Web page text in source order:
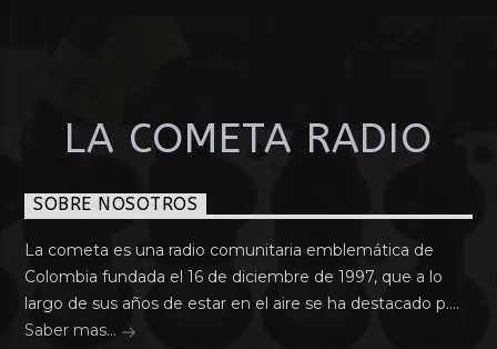
LA COMETA RADIO
SOBRE NOSOTROS
La cometa es una radio comunitaria emblemática de
Colombia fundada el 16 de diciembre de 1997, que a lo
largo de sus años de estar en el aire se ha destacado p....
Saber mas...